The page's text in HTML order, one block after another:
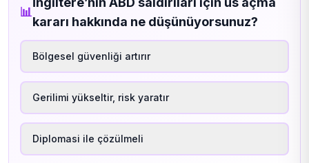
📊
kararı hakkında ne düşünüyorsunuz?
Bölgesel güvenliği artırır
Gerilimi yükseltir, risk yaratır
Diplomasi ile çözülmeli